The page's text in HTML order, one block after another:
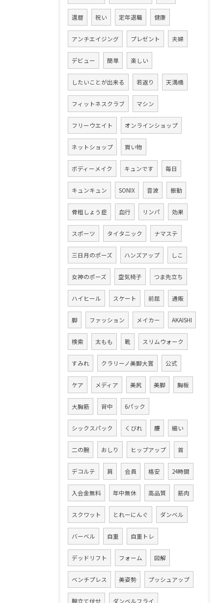
還暦 祝い 定年退職 健康
アンチエイジング プレゼント 夫婦
デビュー 簡単 楽しい
したいことが出来る 若返り 天満橋
フィットネスクラブ マシン
フリーウエイト オンラインショップ
ネットショップ 買い物
ボディーメイク キュンです 毎日
キュンキュン SONIX 音波 振動
骨粗しょう症 血行 リンパ 効果
スポーツ タイタニック ナマステ
三日月のポーズ ハンズアップ しこ
女神のポーズ 空気椅子 つま先立ち
ハイヒール スケート 前屈 通販
脚 ファッション メイカー AKAISHI
検索 太もも 靴 スリムウォーク
すみれ クラリーノ美脚大賞 公式
ケア メディア 美尻 美脚 胸板
大胸筋 背中 6パック
シックスパック くびれ 腰 細い
二の腕 おしり ヒップアップ 首
デコルテ 肩 会員 格安 24時間
入会金無料 年中無休 高品質 筋肉
スクワット とれーにんぐ ダンベル
バーベル 自重 自重トレ
デッドリフト フォーム 図解
ベンチプレス 美姿勢 プッシュアップ
腕立て伏せ ダンベルフライ